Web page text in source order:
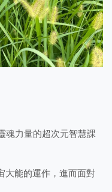
魂力量的超次元智慧課
大能的運作，進而面對